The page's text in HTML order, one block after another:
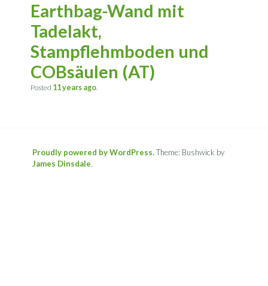
Earthbag-Wand mit
Tadelakt,
Stampflehmboden und
COBsäulen (AT)
Posted 11 years ago.
Proudly powered by WordPress.Theme: Bushwick by
James Dinsdale.